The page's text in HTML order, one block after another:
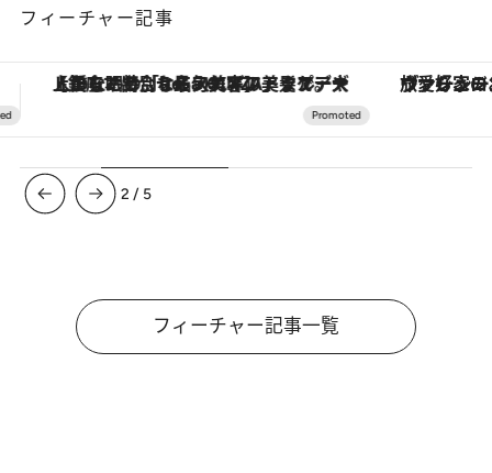
フィーチャー記事
ヴァシュロン・コンスタンタン「オーヴァーシーズ・オートマティック」。旅愛好家のお気に入りコレクションから、ジェンダーレスな新作が登場
3 / 5
フィーチャー記事一覧